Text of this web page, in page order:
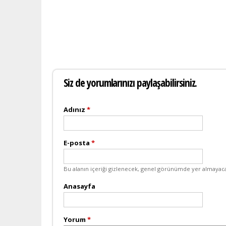
Siz de yorumlarınızı paylaşabilirsiniz.
Adınız *
E-posta *
Bu alanın içeriği gizlenecek, genel görünümde yer
Anasayfa
Yorum *